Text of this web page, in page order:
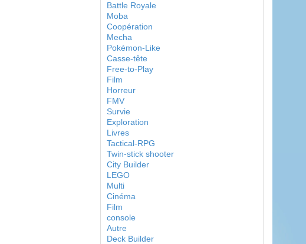
Battle Royale
Moba
Coopération
Mecha
Pokémon-Like
Casse-tête
Free-to-Play
Film
Horreur
FMV
Survie
Exploration
Livres
Tactical-RPG
Twin-stick shooter
City Builder
LEGO
Multi
Cinéma
Film
console
Autre
Deck Builder